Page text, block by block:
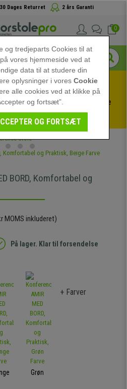
30 Dages Returret 2 års Garanti
0
kontorstolepro! Eksklusive
periode - Se tilbuddet
Stole
BORD, Komfortabel og
MOMS inkluderet)
På lager. Klar til forsendelse
Grøn
+ Farver
og tredjeparts Cookies til at
vores hjemmeside ved at
data til at studere din
oplysninger i voresCookie
alle cookies ved at klikke på
og fortsæt”.
OG FORTSÆT